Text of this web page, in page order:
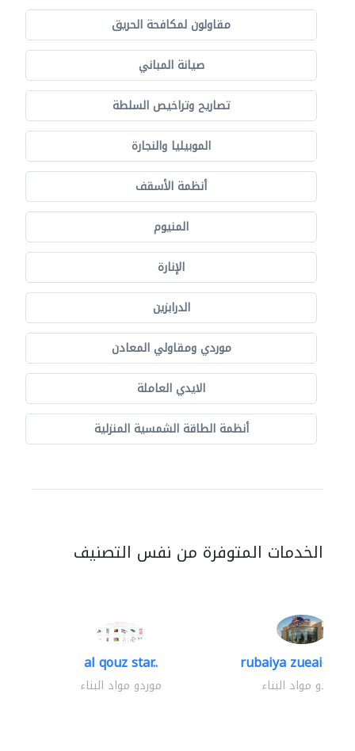
مقاولون لمكافحة الحريق
صيانة المباني
تصاريح وتراخيص السلطة
الموبيليا والنجارة
أنظمة الأسقف
المنيوم
الإنارة
الدرابزين
موردي ومقاولي المعادن
الايدي العاملة
أنظمة الطاقة الشمسية المنزلية
الخدمات المتوفرة من نفس التصنيف
al qouz star..
موردو مواد البناء
rubaiya zueaid
موردو مواد البناء